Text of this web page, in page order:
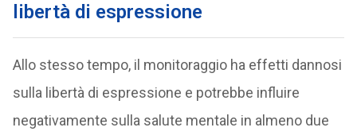
libertà di espressione
Allo stesso tempo, il monitoraggio ha effetti dannosi
sulla libertà di espressione e potrebbe influire
negativamente sulla salute mentale in almeno due